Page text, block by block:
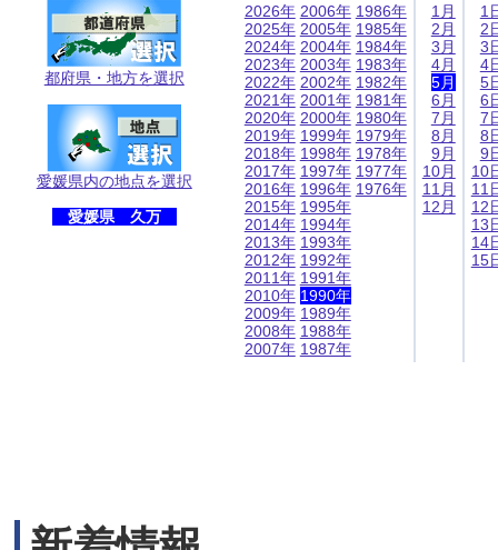
都府県・地方を選択
愛媛県内の地点を選択
愛媛県 久万
2026年
2025年
2024年
2023年
2022年
2021年
2020年
2019年
2018年
2017年
2016年
2015年
2014年
2013年
2012年
2011年
2010年
2009年
2008年
2007年
2006年
2005年
2004年
2003年
2002年
2001年
2000年
1999年
1998年
1997年
1996年
1995年
1994年
1993年
1992年
1991年
1990年
1989年
1988年
1987年
1986年
1985年
1984年
1983年
1982年
1981年
1980年
1979年
1978年
1977年
1976年
1月
2月
3月
4月
5月
6月
7月
8月
9月
10月
11月
12月
1
2
3
4
5
6
7
8
9
10
11
12
13
14
15